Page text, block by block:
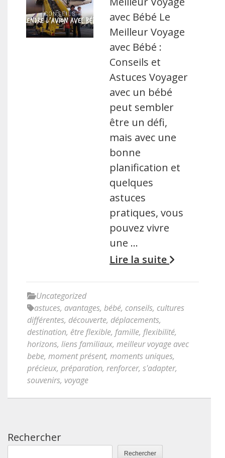
avec Bébé Le
Meilleur Voyage
avec Bébé :
Conseils et
Astuces Voyager
avec un bébé
peut sembler
être un défi,
mais avec une
bonne
planification et
quelques
astuces
pratiques, vous
pouvez vivre
une …
Lire la suite
Uncategorized
astuces, avantages, bébé, conseils, cultures
différentes, découverte, déplacements,
destination, être flexible, famille, flexibilité,
horizons, liens familiaux, meilleur voyage avec
bebe, moment présent, moments uniques,
précieux, préparation, renforcer, s'adapter,
souvenirs, voyage
Rechercher
Rechercher